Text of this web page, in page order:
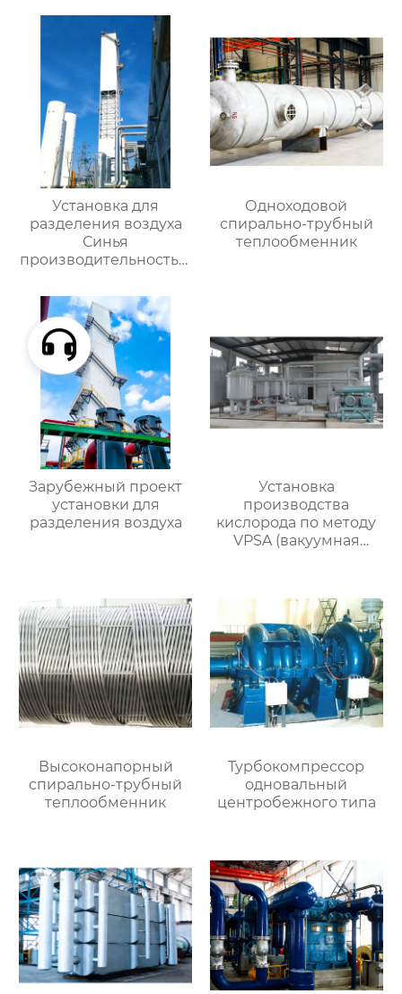
Установка для
разделения воздуха
Синья
производительностью
Одноходовой
спирально-трубный
теплообменник
Зарубежный проект
установки для
разделения воздуха
Установка
производства
кислорода по методу
VPSA (вакуумная
Высоконапорный
спирально-трубный
теплообменник
Турбокомпрессор
одновальный
центробежного типа